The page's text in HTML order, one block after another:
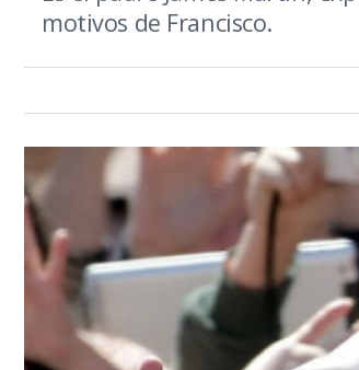
motivos de Francisco.